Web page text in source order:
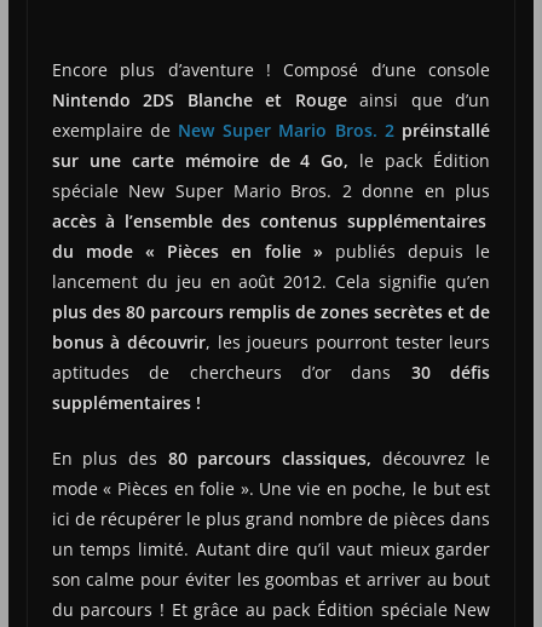
Encore plus d’aventure ! Composé d’une console
Nintendo 2DS Blanche et Rougeainsi que d’un
exemplaire de New Super Mario Bros. 2préinstallé
sur une carte mémoire de 4 Go, le pack Édition
spéciale New Super Mario Bros. 2 donne en plus
accès à l’ensemble des contenus supplémentaires
du mode « Pièces en folie » publiés depuis le
lancement du jeu en août 2012. Cela signifie qu’en
plus des 80 parcours remplis de zones secrètes et de
bonus à découvrir, les joueurs pourront tester leurs
aptitudes de chercheurs d’or dans 30 défis
supplémentaires !
En plus des 80 parcours classiques, découvrez le
mode « Pièces en folie ». Une vie en poche, le but est
ici de récupérer le plus grand nombre de pièces dans
un temps limité. Autant dire qu’il vaut mieux garder
son calme pour éviter les goombas et arriver au bout
du parcours ! Et grâce au pack Édition spéciale New